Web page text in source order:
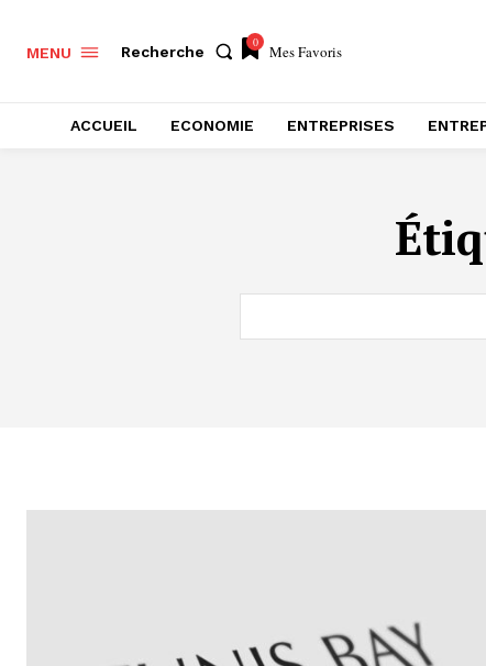
MENU Recherche
0 Mes Favoris
ACCUEIL ECONOMIE ENTREPRISES